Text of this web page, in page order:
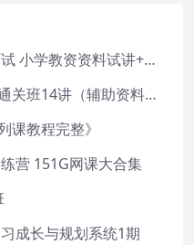
2021年教师资格证统考面试 小学教资资料试讲+答辩
中小学美术面试说课试讲通关班14讲（辅助资料第一套）
课教程完整》
营 151G网课大合集
成长与规划系统1期